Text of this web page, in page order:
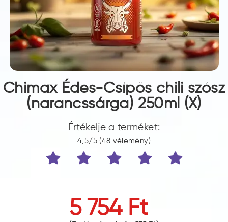
Chimax Édes-Csípős chili szósz
(narancssárga) 250ml (X)
Értékelje a terméket:
4,5/5 (48 vélemény)
5 754 Ft